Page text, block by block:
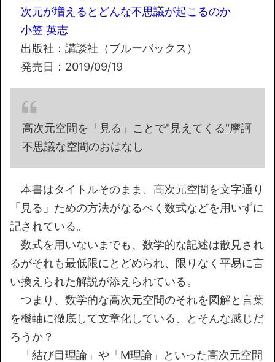
次元が増えるとどんな不思議が起こるのか
小笠 英志
出版社：講談社（ブルーバックス）
発売日：2019/09/19
高次元空間を「見る」ことで"見えてくる"摩訶
不思議な空間のおはなし
本書はタイトルそのまま、高次元空間を文字通り
「見る」ための方法がなるべく数式などを用いずに
記されている。
数式を用いないまでも、数学的な記述は散見され
るがそれも最低限にとどめられ、限りなく平易に言
い換えられた解説が添えられている。
つまり、数学的な高次元空間のそれを図解と言葉
を機軸に徹底して文章化している、とそんな感じだ
ろうか？
「結び目理論」や「M理論」といった高次元空間